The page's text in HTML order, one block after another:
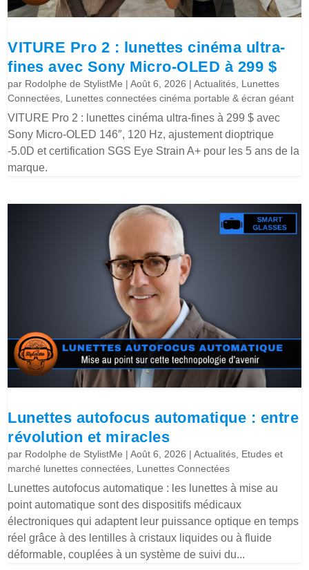
VITURE Pro 2 : lunettes cinéma ultra-
fines avec Sony Micro-OLED à 299 $
par Rodolphe de StylistMe |Août 6, 2026 |Actualités Lunettes
Connectées Lunettes connectées cinéma portable & écran géant
VITURE Pro 2 : lunettes cinéma ultra-fines à 299 $ avec
Sony Micro-OLED 146″, 120 Hz, ajustement dioptrique
-5.0D et certification SGS Eye Strain A+ pour les 5 ans de la
marque.
Lunettes autofocus automatique : entre
révolution et miracles
par Rodolphe de StylistMe |Août 6, 2026 |Actualités Etudes et
marché lunettes connectées Lunettes Connectées
Lunettes autofocus automatique : les lunettes à mise au
point automatique sont des dispositifs médicaux
électroniques qui adaptent leur puissance optique en temps
réel grâce à des lentilles à cristaux liquides ou à fluide
déformable, couplées à un système de suivi du...